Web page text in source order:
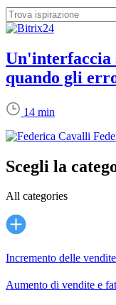
Un'interfaccia
quando gli
14 min
Scegli la
All categories
Incremento delle
Aumento di vendite e